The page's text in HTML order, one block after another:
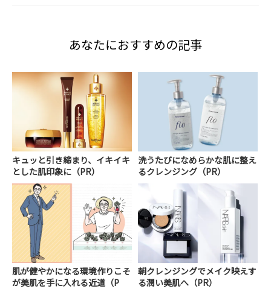
あなたにおすすめの記事
キュッと引き締まり、イキイキ
とした肌印象に（PR）
洗うたびになめらかな肌に整え
るクレンジング（PR）
肌が健やかになる環境作りこそ
が美肌を手に入れる近道（P
朝クレンジングでメイク映えす
る潤い美肌へ（PR）